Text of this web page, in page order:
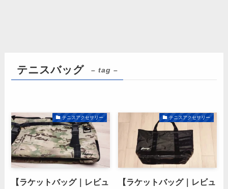
テニスバッグ – tag –
テニスアクセサリー
【ラケットバッグ｜レビュ
テニスアクセサリー
【ラケットバッグ｜レビュ